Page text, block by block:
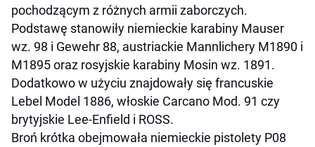
pochodzącym z różnych armii zaborczych.
Podstawę stanowiły niemieckie karabiny Mauser
wz. 98 i Gewehr 88, austriackie Mannlichery M1890 i
M1895 oraz rosyjskie karabiny Mosin wz. 1891.
Dodatkowo w użyciu znajdowały się francuskie
Lebel Model 1886, włoskie Carcano Mod. 91 czy
brytyjskie Lee-Enfield i ROSS.
Broń krótka obejmowała niemieckie pistolety P08